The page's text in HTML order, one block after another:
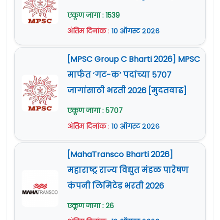
Sanitary Inspector
गॅस कटर /Gas Cutter
स्टेनोग्राफर (हिंदी)
Stenographer (Hindi)
12
20 केबल जॉइंटर /Cable Jointer
डिजिटल फोटोग्राफर /
ड्रायव्हर-कम-मेकॅनिक (LMV)
/Driver-Cum-Mechanic
(LMV)
03
दिलेली आहे.
एकूण जागा : 1539
अंतिम दिनांक: १० ऑगस्ट २०२६
[MPSC Group C Bharti 2026] MPSC
मार्फत ‘गट-क’ पदांच्या 5707
जागांसाठी भरती 2026 [मुदतवाढ]
एकूण जागा : 5707
अंतिम दिनांक: १० ऑगस्ट २०२६
[MahaTransco Bharti 2026]
महाराष्ट्र राज्य विद्युत मंडळ पारेषण
कंपनी लिमिटेड भरती 2026
एकूण जागा : 26